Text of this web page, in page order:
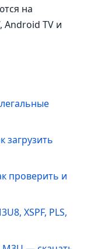
на
Android TV и
загрузить
проверить и
XSPF, PLS,